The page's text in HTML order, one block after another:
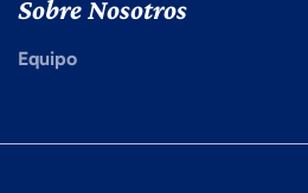
Sobre Nosotros
Equipo